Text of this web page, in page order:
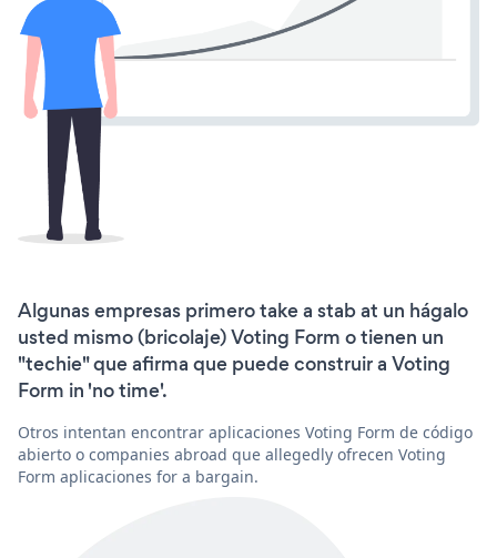
Algunas empresas primero take a stab at un hágalo
usted mismo (bricolaje) Voting Form o tienen un
"techie" que afirma que puede construir a Voting
Form in 'no time'.
Otros intentan encontrar aplicaciones Voting Form de código
abierto o companies abroad que allegedly ofrecen Voting
Form aplicaciones for a bargain.